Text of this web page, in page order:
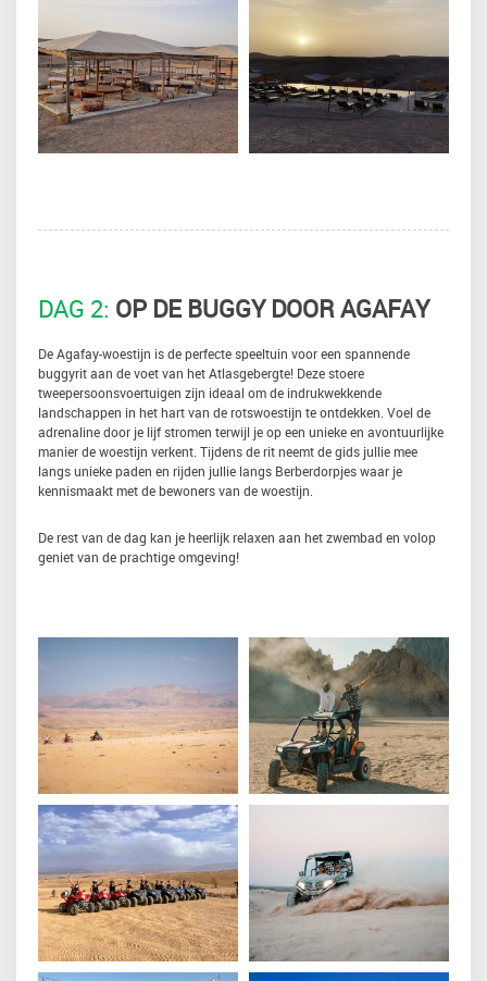
DAG 2: OP DE BUGGY DOOR AGAFAY
De Agafay-woestijn is de perfecte speeltuin voor een spannende
buggyrit aan de voet van het Atlasgebergte! Deze stoere
tweepersoonsvoertuigen zijn ideaal om de indrukwekkende
landschappen in het hart van de rotswoestijn te ontdekken. Voel de
adrenaline door je lijf stromen terwijl je op een unieke en avontuurlijke
manier de woestijn verkent. Tijdens de rit neemt de gids jullie mee
langs unieke paden en rijden jullie langs Berberdorpjes waar je
kennismaakt met de bewoners van de woestijn.
De rest van de dag kan je heerlijk relaxen aan het zwembad en volop
geniet van de prachtige omgeving!